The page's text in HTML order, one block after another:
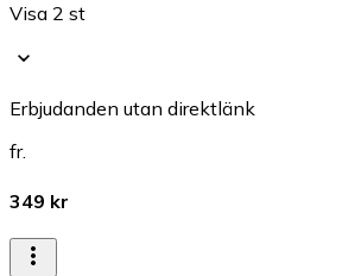
Visa 2 st
Erbjudanden utan direktlänk
fr.
349 kr